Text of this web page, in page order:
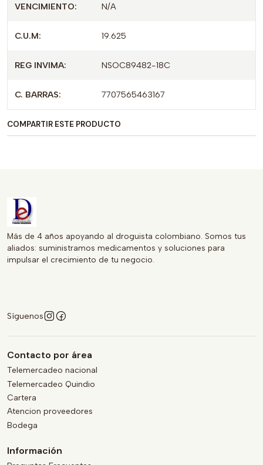
VENCIMIENTO: N/A
C.U.M: 19.625
REG INVIMA: NSOC89482-18C
C. BARRAS: 7707565463167
COMPARTIR ESTE PRODUCTO
Más de 4 años apoyando al droguista colombiano. Somos tus
aliados: suministramos medicamentos y soluciones para
impulsar el crecimiento de tu negocio.
Síguenos
Contacto por área
Telemercadeo nacional
Telemercadeo Quindio
Cartera
Atencion proveedores
Bodega
Información